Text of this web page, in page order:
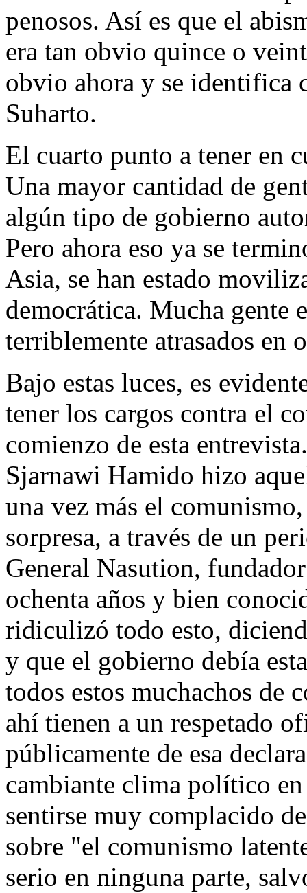
penosos. Así es que el
era tan obvio quince o
obvio ahora y se identifica
Suharto.
El cuarto punto a tener en
Una mayor cantidad de
algún tipo de gobierno
Pero ahora eso ya se
Asia, se han estado
democrática. Mucha gente
terriblemente atrasados en
Bajo estas luces, es
tener los cargos contra el
comienzo de esta
Sjarnawi Hamido hizo
una vez más el
sorpresa, a través de un
General Nasution,
ochenta años y bien
ridiculizó todo esto,
y que el gobierno debía
todos estos muchachos de
ahí tienen a un respetado
públicamente de esa
cambiante clima político
sentirse muy complacido
sobre "el comunismo
serio en ninguna parte,